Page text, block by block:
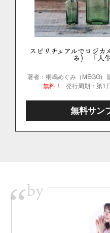
スピリチュアルでロジ
み) 「人生
著者：桐嶋めぐみ（MEGG)
無料！
発行周期：第1
無料サン
“by